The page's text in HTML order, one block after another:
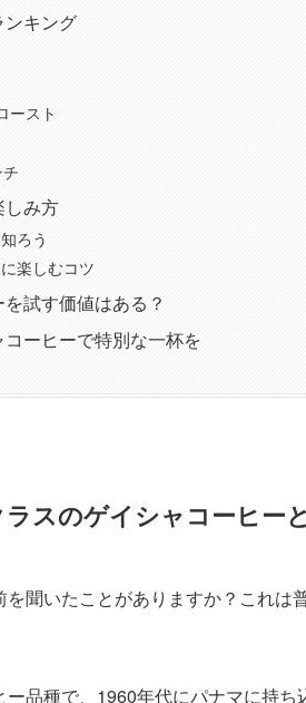
ンキング
ースト
しみ方
ろう
楽しむコツ
試す価値はある？
ーヒーで特別な一杯を
スのゲイシャコーヒー
聞いたことがありますか？これは
品種で、1960年代にパナマに持ち